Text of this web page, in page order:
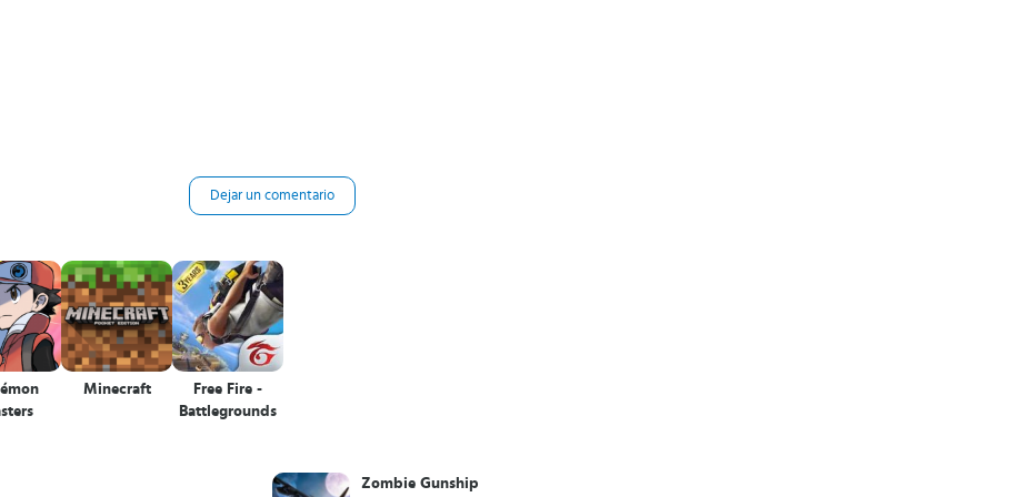
Dejar un comentario
Minecraft
Free Fire -
Battlegrounds
Zombie Gunship